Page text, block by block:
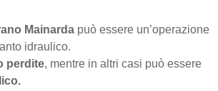
Mainarda può essere un’operazione
idraulico.
perdite, mentre in altri casi può essere